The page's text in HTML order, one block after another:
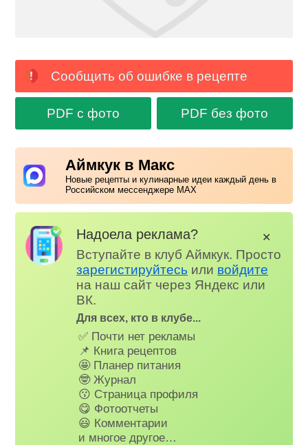
Сообщить об ошибке в рецепте
PDF с фото PDF без фото
Аймкук в Макс
Новые рецепты и кулинарные идеи каждый день в
Российском мессенджере MAX
Надоела реклама?
Вступайте в клуб Аймкук. Просто
зарегистируйтесь или войдите
на наш сайт через Яндекс или
ВК.
Для всех, кто в клубе...
✅ Почти нет рекламы
📌 Книга рецептов
🤩 Планер питания
🤓 Журнал
😗 Страница профиля
😋 Фотоотчеты
😃 Комментарии
и многое другое…
✕